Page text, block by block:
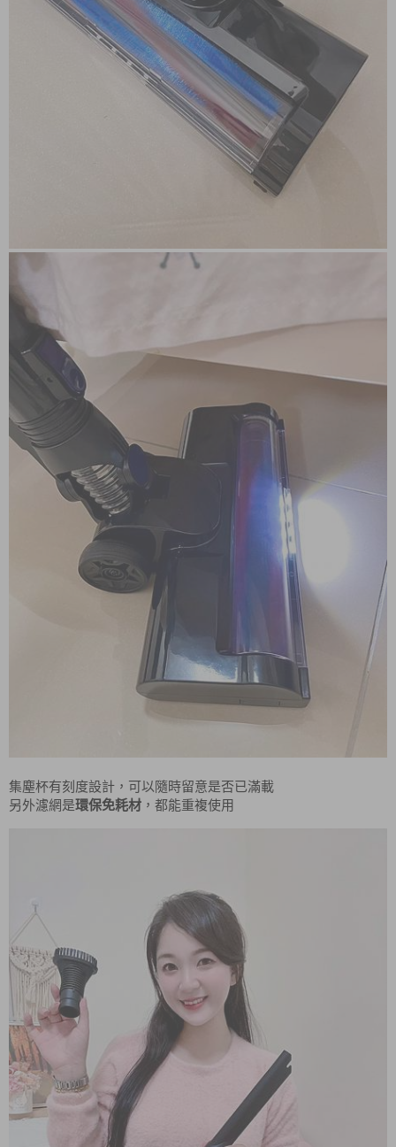
集塵杯有刻度設計，可以隨時留意是否已滿載
另外濾網是環保免耗材 ，都能重複使用